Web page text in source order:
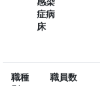
症病
床
職種
職員数